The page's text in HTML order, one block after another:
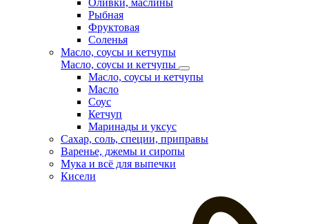
Оливки, маслины
Рыбная
Фруктовая
Соленья
Масло, соусы и кетчупы
Масло, соусы и кетчупы
Масло, соусы и кетчупы
Масло
Соус
Кетчуп
Маринады и уксус
Сахар, соль, специи, приправы
Варенье, джемы и сиропы
Мука и всё для выпечки
Кисели